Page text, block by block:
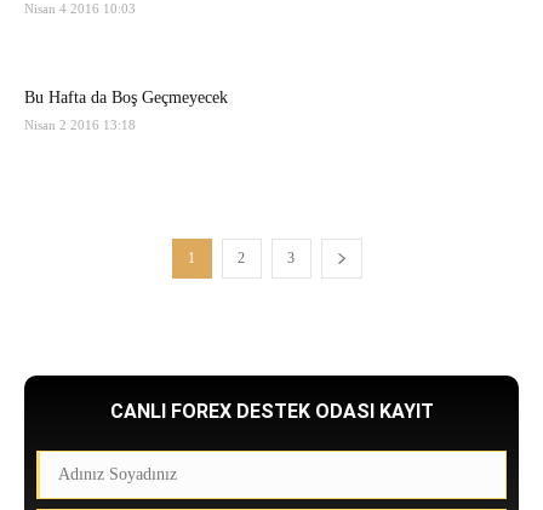
Nisan 4 2016 10:03
Bu Hafta da Boş Geçmeyecek
Nisan 2 2016 13:18
1 2 3
CANLI FOREX DESTEK ODASI KAYIT